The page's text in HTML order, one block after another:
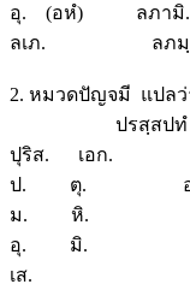
อุ. (อหํ) ลภ
ลเภ. ลภมฺเ
2. หมวดปัญจมี แปลว่า
ปร
ปุริส. เอ
ป. ตุ.
ม. หิ.
อุ. มิ.
เส.